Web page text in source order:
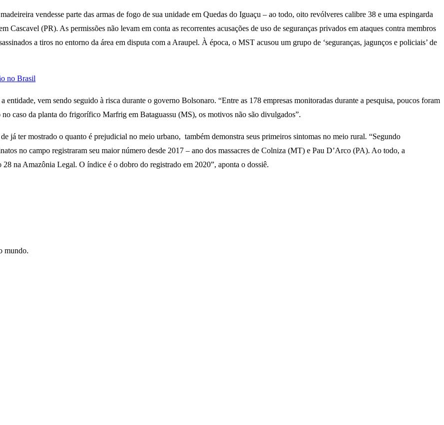
vendesse parte das armas de fogo de sua unidade em Quedas do Iguaçu – ao todo, oito revólveres calibre 38 e uma espingarda
Cascavel (PR). As permissões não levam em conta as recorrentes acusações de uso de seguranças privados em ataques contra membros
a tiros no entorno da área em disputa com a Araupel. À época, o MST acusou um grupo de ‘seguranças, jagunços e policiais’ de
no Brasil
vem sendo seguido à risca durante o governo Bolsonaro. “Entre as 178 empresas monitoradas durante a pesquisa, poucos foram
caso da planta do frigorífico Marfrig em Bataguassu (MS), os motivos não são divulgados”.
já ter mostrado o quanto é prejudicial no meio urbano, também demonstra seus primeiros sintomas no meio rural. “Segundo
no campo registraram seu maior número desde 2017 – ano dos massacres de Colniza (MT) e Pau D’Arco (PA). Ao todo, a
na Amazônia Legal. O índice é o dobro do registrado em 2020”, aponta o dossiê.
mundo.